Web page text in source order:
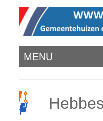
MENU